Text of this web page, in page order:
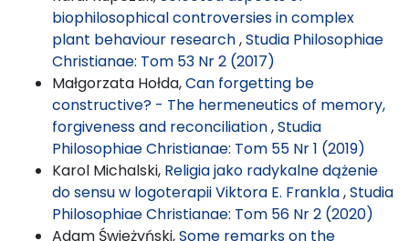
biophilosophical controversies in complex
plant behaviour research,Studia Philosophiae
Christianae: Tom 53 Nr 2 (2017)
Małgorzata Hołda,Can forgetting be
constructive? - The hermeneutics of memory,
forgiveness and reconciliation,Studia
Philosophiae Christianae: Tom 55 Nr 1 (2019)
Karol Michalski, Religia jako radykalne dążenie
do sensu w logoterapii Viktora E. Frankla,Studia
Philosophiae Christianae: Tom 56 Nr 2 (2020)
Adam Świeżyński,Some remarks on the